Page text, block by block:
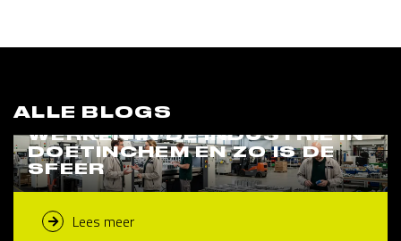
ALLE BLOGS
WERKEN IN DE INDUSTRIE IN
DOETINCHEM EN ZO IS DE
SFEER
Lees meer